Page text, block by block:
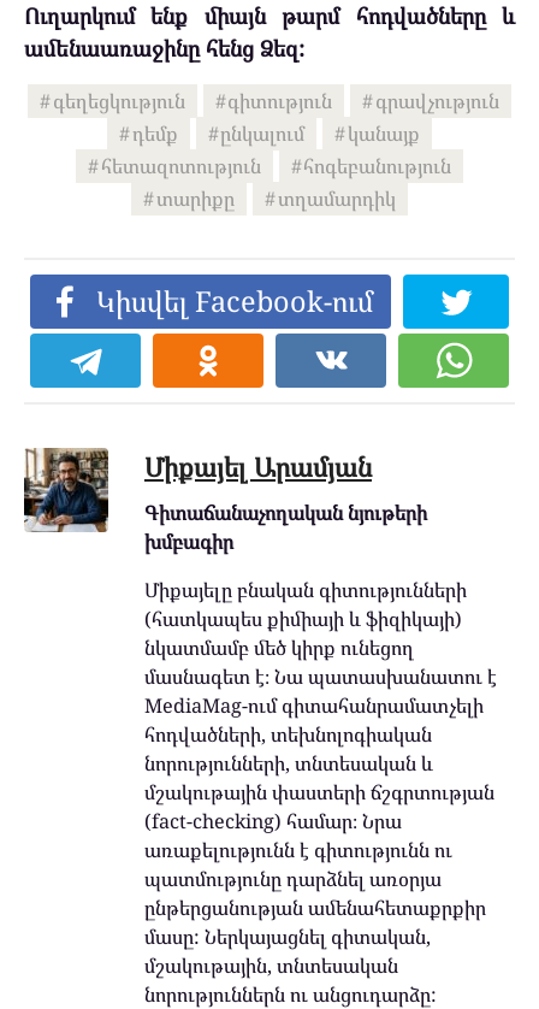
Ուղարկում ենք միայն թարմ հոդվածները և
ամենաառաջինը հենց Ձեզ:
գեղեցկություն գիտություն
գրավչություն
դեմք
ընկալում
կանայք
հետազոտություն
հոգեբանություն
տարիքը
տղամարդիկ
Կիսվել Facebook-ում
Միքայել Արամյան
Գիտաճանաչողական նյութերի
խմբագիր
Միքայելը բնական գիտությունների
(հատկապես քիմիայի և ֆիզիկայի)
նկատմամբ մեծ կիրք ունեցող
մասնագետ է։ Նա պատասխանատու է
MediaMag-ում գիտահանրամատչելի
հոդվածների, տեխնոլոգիական
նորությունների, տնտեսական և
մշակութային փաստերի ճշգրտության
(fact-checking) համար։ Նրա
առաքելությունն է գիտությունն ու
պատմությունը դարձնել առօրյա
ընթերցանության ամենահետաքրքիր
մասը: Ներկայացնել գիտական,
մշակութային, տնտեսական
նորություններն ու անցուդարձը: